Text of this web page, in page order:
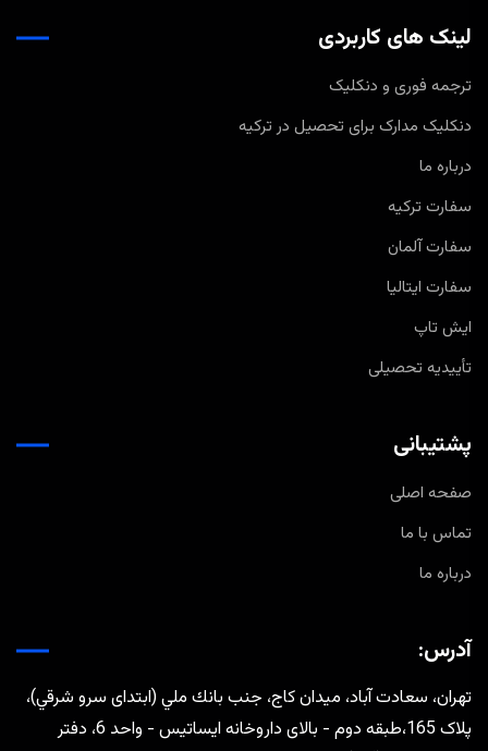
لینک های کاربردی
ترجمه فوری و دنکلیک
دنکلیک مدارک برای تحصیل در ترکیه
درباره ما
سفارت ترکیه
سفارت آلمان
سفارت ایتالیا
ایش تاپ
تأییدیه تحصیلی
پشتیبانی
صفحه اصلی
تماس با ما
درباره ما
آدرس:
تهران، سعادت آباد، ميدان كاج، جنب بانك ملي (ابتدای سرو شرقي)،
پلاک 165،طبقه دوم - بالای داروخانه ایساتیس - واحد 6، دفتر